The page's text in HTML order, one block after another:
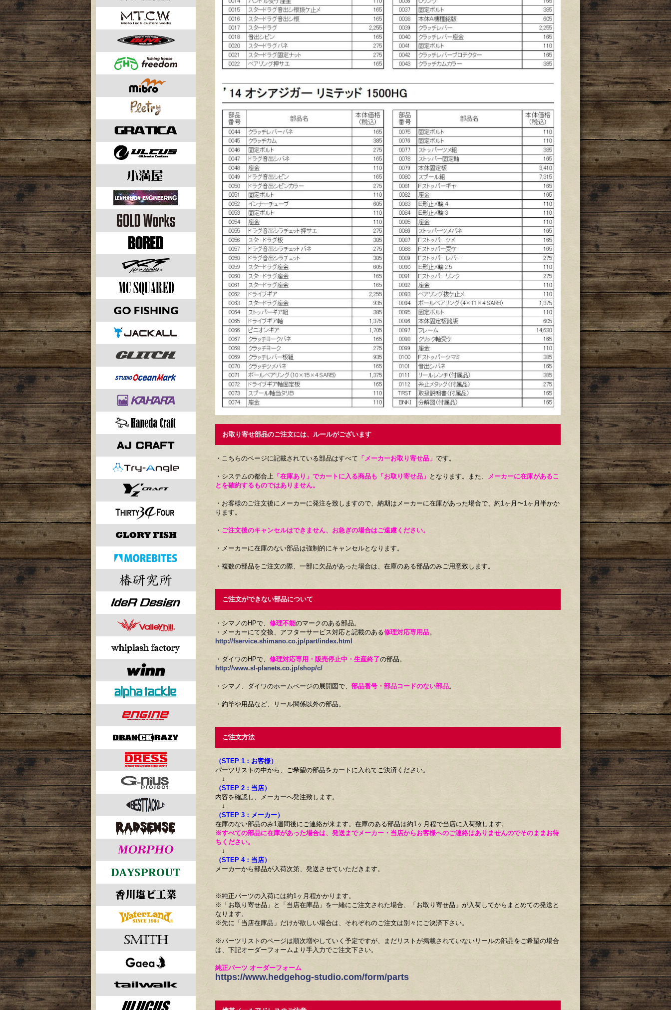
お取り寄せ部品のご注文には、ルールがございます
・こちらのページに記載されている部品はすべて 「メーカーお取り寄せ品」 です。
・システムの都合上 「在庫あり」でカートに入る商品も「お取り寄せ品」 となります。また、 メーカーに在庫があるこ
とを確約するものではありません。
・お客様のご注文後にメーカーに発注を致しますので、納期はメーカーに在庫があった場合で、約1ヶ月〜1ヶ月半かか
ります。
・ ご注文後のキャンセルはできません、お急ぎの場合はご遠慮ください。
・メーカーに在庫のない部品は強制的にキャンセルとなります。
・複数の部品をご注文の際、一部に欠品があった場合は、在庫のある部品のみご用意致します。
ご注文ができない部品について
・シマノのHPで、 修理不能のマークのある部品。
・メーカーにて交換、アフターサービス対応と記載のある修理対応専用品。
http://fservice.shimano.co.jp/part/index.html
・ダイワのHPで、 修理対応専用・販売停止中・生産終了の部品。
http://www.sl-planets.co.jp/shop/c/
・シマノ、ダイワのホームページの展開図で、 部品番号・部品コードのない部品。
・釣竿や用品など、リール関係以外の部品。
ご注文方法
（STEP 1：お客様）
パーツリストの中から、ご希望の部品をカートに入れてご決済ください。
↓
（STEP 2：当店）
内容を確認し、メーカーへ発注致します。
↓
（STEP 3：メーカー）
在庫のない部品のみ1週間後にご連絡が来ます。在庫のある部品は約1ヶ月程で当店に入荷致します。
※すべての部品に在庫があった場合は、発送までメーカー・当店からお客様へのご連絡はありませんのでそのままお待
ちください。
↓
（STEP 4：当店）
メーカーから部品が入荷次第、発送させていただきます。
※純正パーツの入荷には約1ヶ月程かかります。
※「お取り寄せ品」と「当店在庫品」を一緒にご注文された場合、「お取り寄せ品」が入荷してからまとめての発送と
なります。
※先に「当店在庫品」だけが欲しい場合は、それぞれのご注文は別々にご決済下さい。
※パーツリストのページは順次増やしていく予定ですが、まだリストが掲載されていないリールの部品をご希望の場合
は、下記オーダーフォームより手入力でご注文下さい。
純正パーツ オーダーフォーム
https://www.hedgehog-studio.com/form/parts